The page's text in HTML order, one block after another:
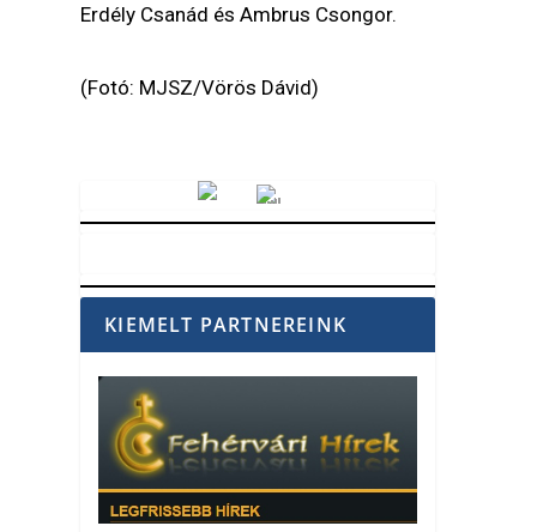
Erdély Csanád és Ambrus Csongor.
(Fotó: MJSZ/Vörös Dávid)
KIEMELT PARTNEREINK